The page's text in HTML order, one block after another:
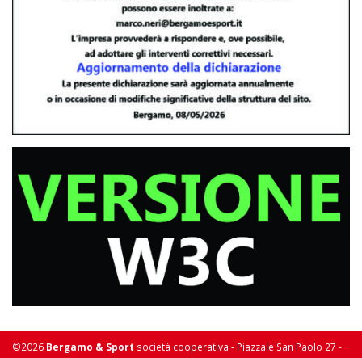
©2026 Bergamo & Sport società cooperativa - Piazzale San Paolo 27 -